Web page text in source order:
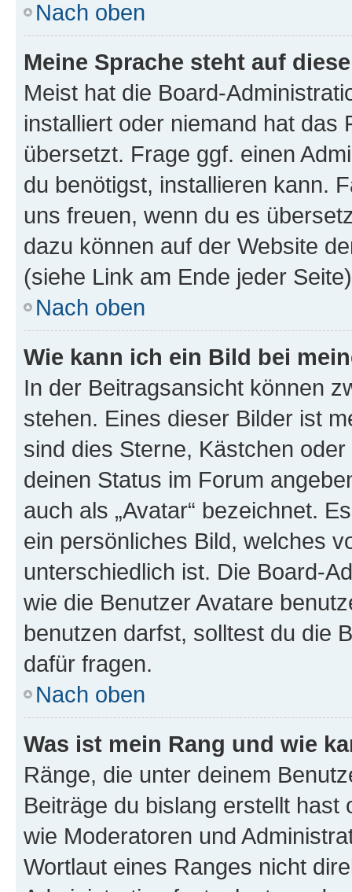
Nach oben
Meine Sprache steht auf
Meist hat die Board-
installiert oder niemand hat das
übersetzt. Frage ggf. einen
du benötigst, installieren kann.
uns freuen, wenn du es
dazu können auf der Website
(siehe Link am Ende jeder
Nach oben
Wie kann ich ein Bild bei
In der Beitragsansicht können
stehen. Eines dieser Bilder ist
sind dies Sterne, Kästchen
deinen Status im Forum
auch als „Avatar“ bezeichnet.
ein persönliches Bild, welches
unterschiedlich ist. Die Board-
wie die Benutzer Avatare
benutzen darfst, solltest du die
dafür fragen.
Nach oben
Was ist mein Rang und wie
Ränge, die unter deinem
Beiträge du bislang erstellt
wie Moderatoren und
Wortlaut eines Ranges nicht